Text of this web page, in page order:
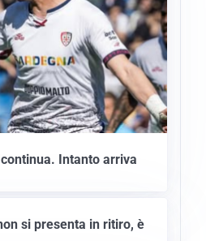
Intanto arriva
si presenta in ritiro, è